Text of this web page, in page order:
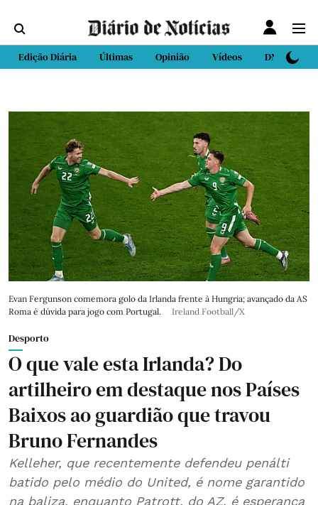
Edição Diária Últimas Opinião Vídeos DN Sport
Evan Fergunson comemora golo da Irlanda frente à Hungria; avançado da AS
Roma é dúvida para jogo com Portugal.
Ireland Football/X
Desporto
O que vale esta Irlanda? Do
artilheiro em destaque nos Países
Baixos ao guardião que travou
Bruno Fernandes
Kelleher, que recentemente defendeu penálti
batido pelo médio do United, é nome garantido
na baliza, enquanto Patrott, do AZ, é esperança